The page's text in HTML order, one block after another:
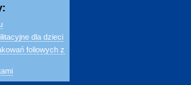
dla dzieci
foliowych z